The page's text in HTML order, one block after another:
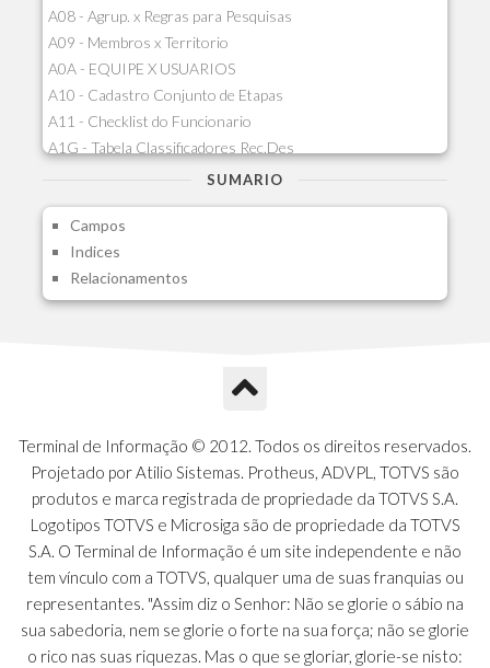
A08 - Agrup. x Regras para Pesquisas
A09 - Membros x Territorio
A0A - EQUIPE X USUARIOS
A10 - Cadastro Conjunto de Etapas
A11 - Checklist do Funcionario
A1G - Tabela Classificadores Rec.Des
A1H - Itens Tabela Classif.Rec.Desp.
A1J - Itens Aglutinadores Visao
A1N - Tipos de Card
A1O - Cards Dashboard
A1P - Tipos de Charts
A1S - Notificacoes do Vendedor
A1U - Intermediadores
A1V - Schemas - Gestao de Vendas
A1W - Campos do Schema
A1X - CFDI Complemento Carta Porte
A1Y - Carta Porte - Localizacoes
A1Z - Carta Porte - Operadores
A20 - Nota Explicativa - PCO
A21 - FONTES FINANC.PPA
A22 - Itens Fontes Financ.PPA
SUMARIO
Campos
Indices
Relacionamentos
Terminal de Informação © 2012. Todos os direitos reservados.
Projetado por Atilio Sistemas. Protheus, ADVPL, TOTVS são
produtos e marca registrada de propriedade da TOTVS S.A.
Logotipos TOTVS e Microsiga são de propriedade da TOTVS
S.A. O Terminal de Informação é um site independente e não
tem vínculo com a TOTVS, qualquer uma de suas franquias ou
representantes. "Assim diz o Senhor: Não se glorie o sábio na
sua sabedoria, nem se glorie o forte na sua força; não se glorie
o rico nas suas riquezas. Mas o que se gloriar, glorie-se nisto: